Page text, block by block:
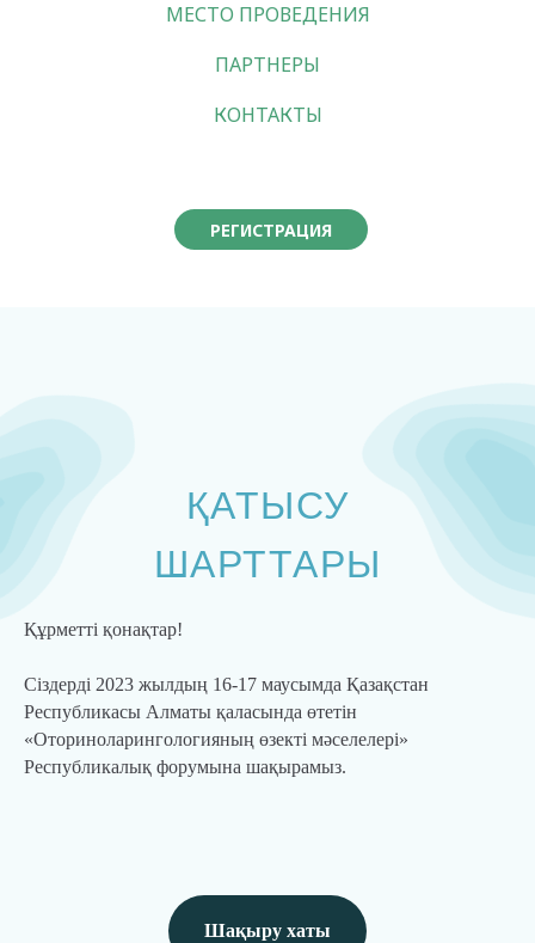
МЕСТО ПРОВЕДЕНИЯ
ПАРТНЕРЫ
КОНТАКТЫ
РЕГИСТРАЦИЯ
ҚАТЫСУ
ШАРТТАРЫ
Құрметті қонақтар!
Сіздерді 2023 жылдың 16-17 маусымда Қазақстан
Республикасы Алматы қаласында өтетін
«Оториноларингологияның өзекті мәселелері»
Республикалық форумына шақырамыз.
Шақыру хаты